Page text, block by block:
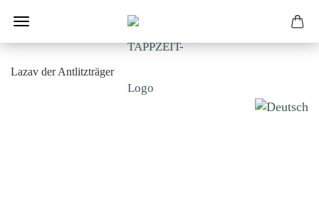
Lazav der Antlitzträger